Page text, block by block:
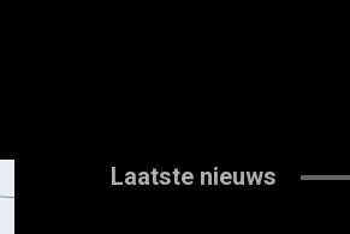
Laatste nieuws